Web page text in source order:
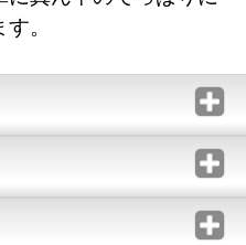
。